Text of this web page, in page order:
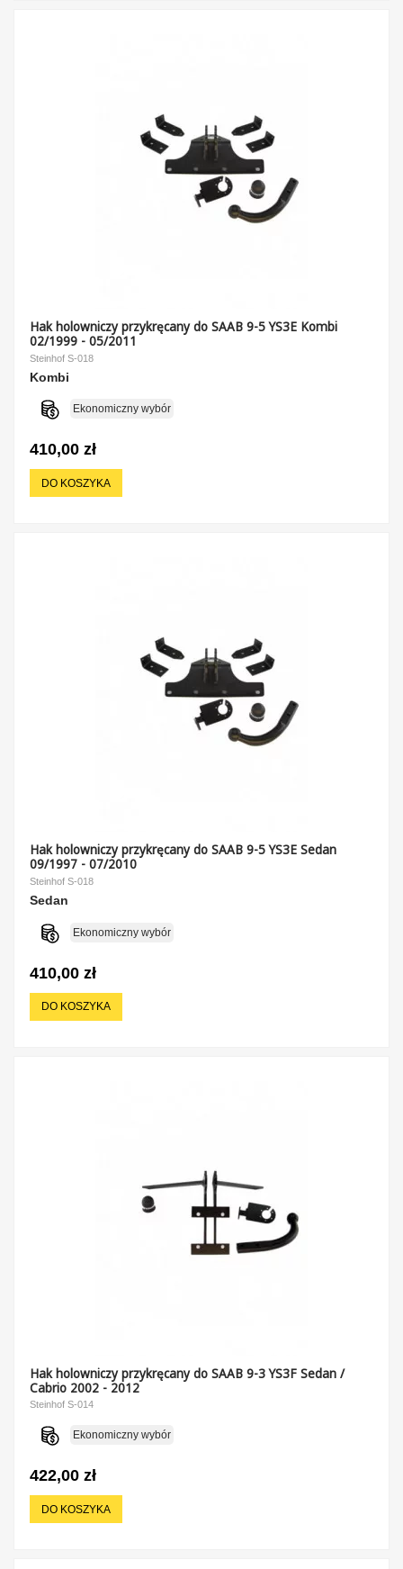
Hak holowniczy przykręcany do SAAB 9-5 YS3E Kombi
02/1999 - 05/2011
Steinhof S-018
Kombi
Ekonomiczny wybór
410,00 zł
DO KOSZYKA
Hak holowniczy przykręcany do SAAB 9-5 YS3E Sedan
09/1997 - 07/2010
Steinhof S-018
Sedan
Ekonomiczny wybór
410,00 zł
DO KOSZYKA
Hak holowniczy przykręcany do SAAB 9-3 YS3F Sedan /
Cabrio 2002 - 2012
Steinhof S-014
Ekonomiczny wybór
422,00 zł
DO KOSZYKA